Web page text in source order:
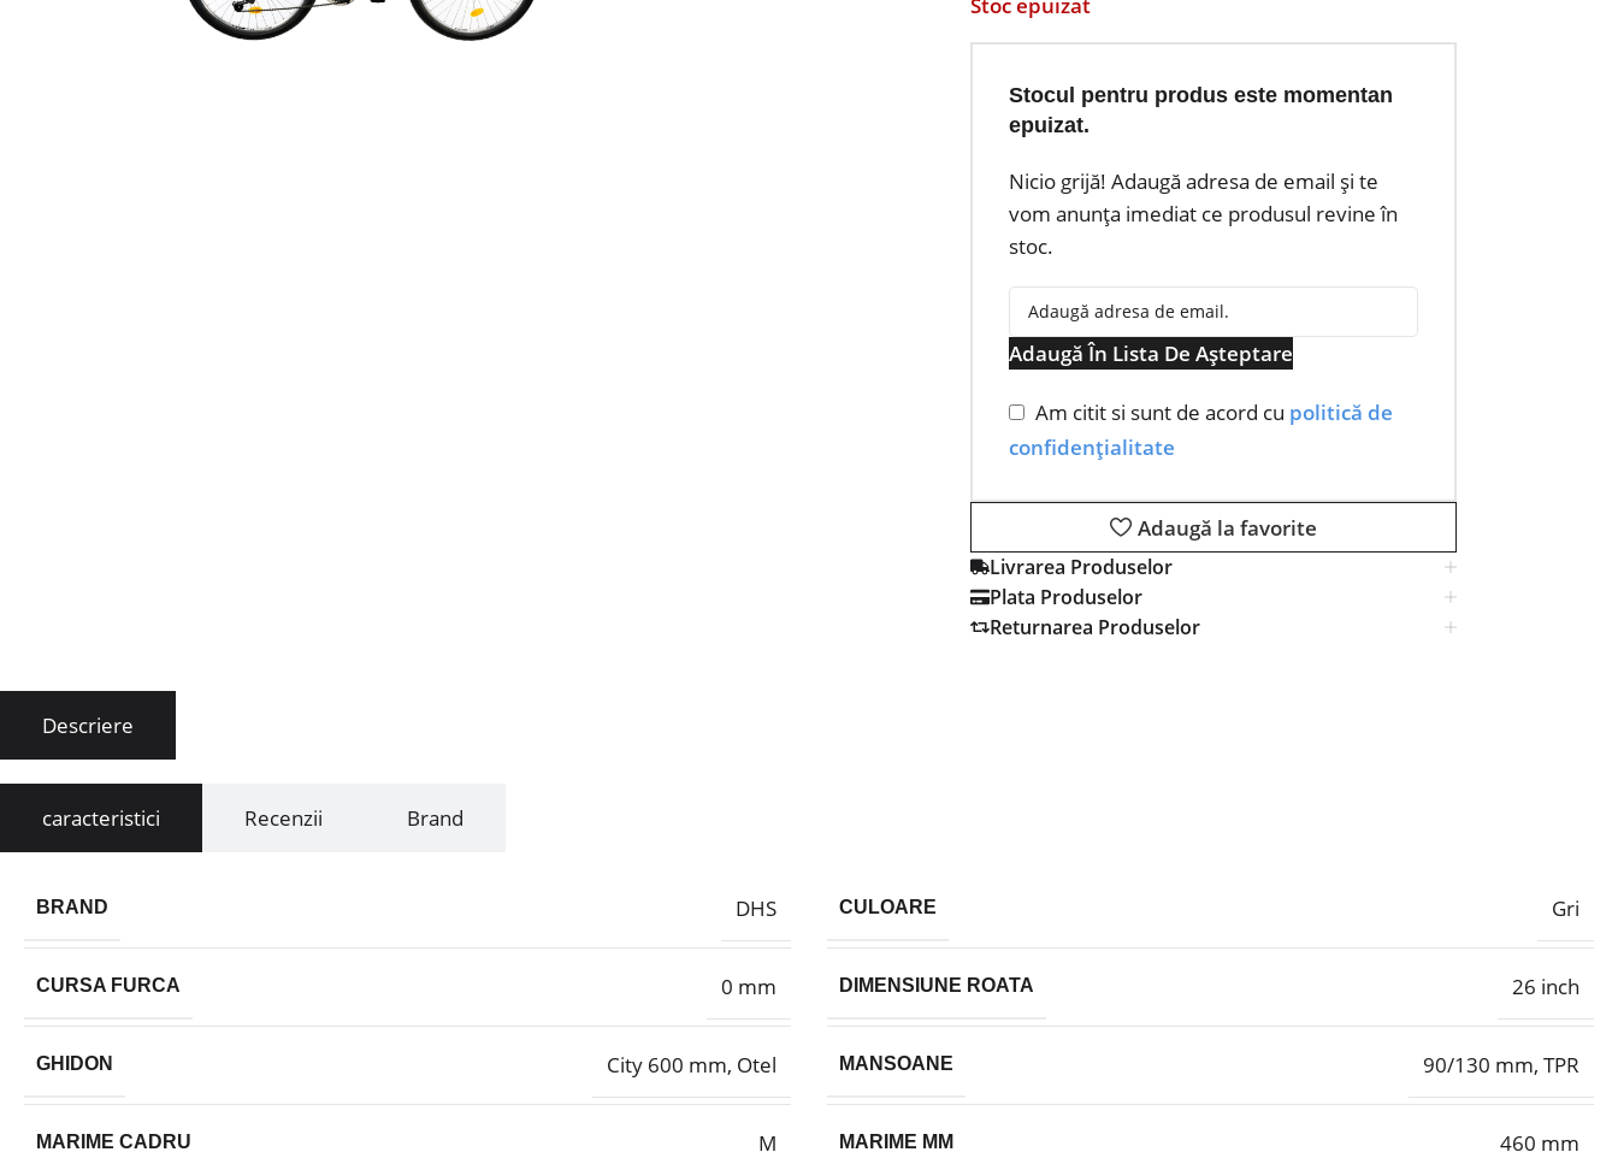
Stocul pentru produs este momentan
epuizat.
Nicio grijă! Adaugă adresa de email și te
vom anunța imediat ce produsul revine în
stoc.
Adaugă În Lista De Așteptare
Am citit si sunt de acord cu politică de
confidențialitate
Adaugă la favorite
Livrarea Produselor
Plata Produselor
Returnarea Produselor
Descriere
caracteristici Recenzii Brand
BRAND DHS CULOARE Gri
CURSA FURCA 0 mm DIMENSIUNE ROATA 26 inch
GHIDON City 600 mm, Otel MANSOANE 90/130 mm, TPR
MARIME CADRU M MARIME MM 460 mm